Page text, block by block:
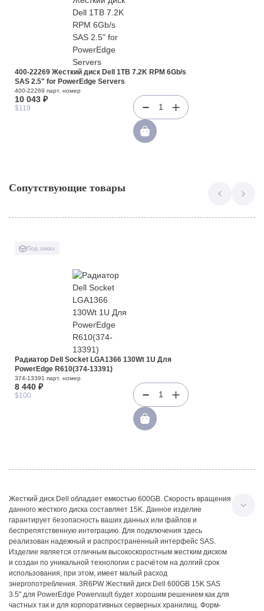
400-22269 Жесткий диск Dell 1TB 7.2K RPM 6Gb/s
SAS 2.5" for PowerEdge Servers
400-22269 парт. номер
10 043 ₽
$119 1
Сопутствующие товары
Под заказ
Радиатор Dell Socket LGA1366 130Wt 1U Для
PowerEdge R610(374-13391)
374-13391 парт. номер
8 440 ₽
$100 1
Жесткий диск Dell обладает емкостью 600GB. Скорость вращения
данного жесткого диска составляет 15K. Данное изделие
гарантирует безопасность ваших данных или файлов и
беспрепятственную интеграцию. Для подключения здесь
реализован надежный и распространенный интерфейс SAS.
Изделие является отличным высокоскоростным жестким диском
и создан по уникальной технологии с расчётом на долгий срок
использования, при этом, имеет малый расход
энергопотребления. 3R6PW Жесткий диск Dell 600GB 15K SAS
3.5" для PowerEdge Powervault будет хорошим решением как для
частных так и для корпоративных серверных хранилищ. Форм-